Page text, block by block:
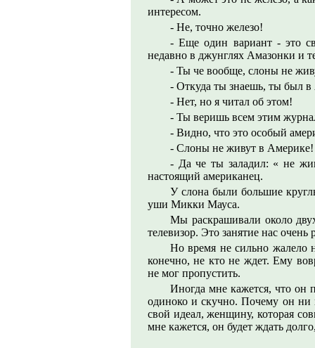
интересом.
- Не, точно железо!
- Еще один вариант - это
недавно в джунглях Амазонки и
- Ты че вообще, слоны не
- Откуда ты знаешь, ты был в
- Нет, но я читал об этом!
- Ты веришь всем этим
- Видно, что это особый
- Слоны не живут в Америке!
- Да че ты заладил: « не
настоящий американец.
У слона были большие
уши Микки Мауса.
Мы раскрашивали около
телевизор. Это занятие нас
Но время не сильно жалело
конечно, не кто не ждет. Ему
не мог пропустить.
Иногда мне кажется, что он
одиноко и скучно. Почему он ни
свой идеал, женщину, которая
мне кажется, он будет ждать